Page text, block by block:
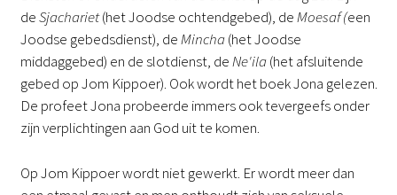
deSjachariet(het Joodse ochtendgebed), deMoesaf (een
Joodse gebedsdienst), deMincha(het Joodse
middaggebed) en de slotdienst, deNe'ila(het afsluitende
gebed op Jom Kippoer). Ook wordt het boek Jona gelezen.
De profeet Jona probeerde immers ook tevergeefs onder
zijn verplichtingen aan God uit te komen.
Op Jom Kippoer wordt niet gewerkt. Er wordt meer dan